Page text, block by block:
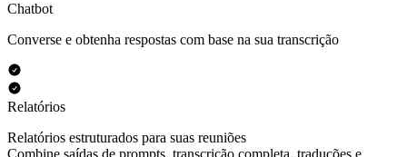
Chatbot
Converse e obtenha respostas com base na sua transcrição
Relatórios
Relatórios estruturados para suas reuniões
Combine saídas de prompts, transcrição completa, traduções e